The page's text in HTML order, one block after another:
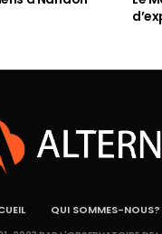
QUI SOMMES-NOUS?